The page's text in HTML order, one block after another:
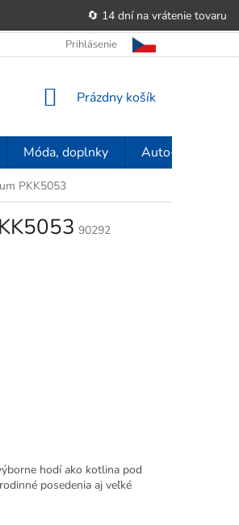
🔄 14 dní na vrátenie tovaru
PODMIENKY POUČENIE O PRÁVE
Prihlásenie
NÁKUPNÝ
Prázdny košík
Móda, doplnky Auto-moto
PKK5053
90292
hodí ako kotlina pod
posedenia aj veľké